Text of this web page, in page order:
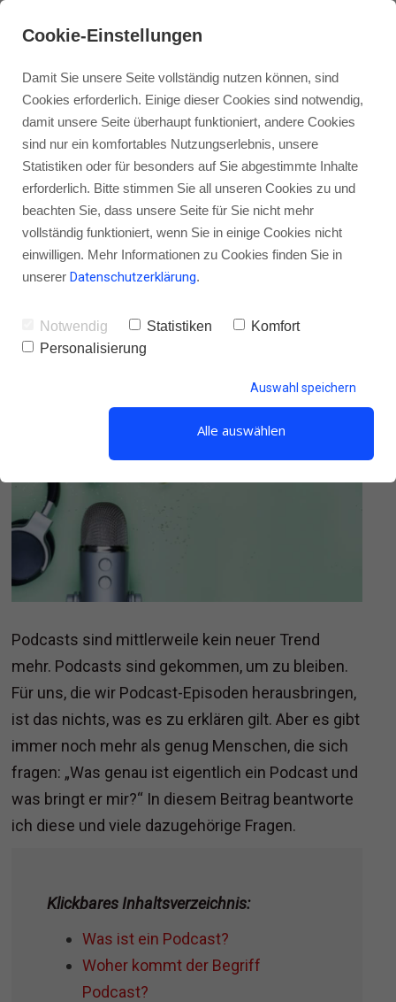
Was ist ein Podcast? Ausführlich
und verständlich erklärt
Podcasts sind mittlerweile kein neuer Trend
mehr. Podcasts sind gekommen, um zu bleiben.
Für uns, die wir Podcast-Episoden herausbringen,
ist das nichts, was es zu erklären gilt. Aber es gibt
immer noch mehr als genug Menschen, die sich
fragen: „Was genau ist eigentlich ein Podcast und
was bringt er mir?“ In diesem Beitrag beantworte
ich diese und viele dazugehörige Fragen.
Klickbares Inhaltsverzeichnis:
Was ist ein Podcast?
Woher kommt der Begriff
Podcast?
Cookie-Einstellungen
Damit Sie unsere Seite vollständig nutzen können, sind
Cookies erforderlich. Einige dieser Cookies sind notwendig,
damit unsere Seite überhaupt funktioniert, andere Cookies
sind nur ein komfortables Nutzungserlebnis, unsere
Statistiken oder für besonders auf Sie abgestimmte Inhalte
erforderlich. Bitte stimmen Sie all unseren Cookies zu und
beachten Sie, dass unsere Seite für Sie nicht mehr
vollständig funktioniert, wenn Sie in einige Cookies nicht
einwilligen. Mehr Informationen zu Cookies finden Sie in
unserer Datenschutzerklärung.
Notwendig Statistiken
Komfort
Personalisierung
Auswahl speichern
Alle auswählen